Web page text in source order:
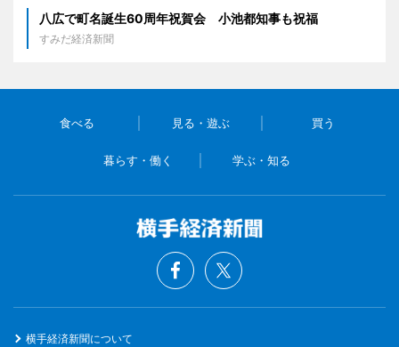
八広で町名誕生60周年祝賀会 小池都知事も祝福
すみだ経済新聞
食べる 見る・遊ぶ 買う
暮らす・働く 学ぶ・知る
横手経済新聞について